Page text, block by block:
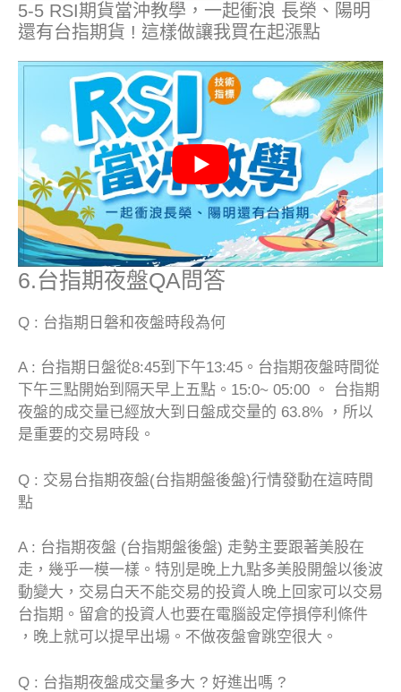
5-5 RSI期貨當沖教學，一起衝浪 長榮、陽明
還有台指期貨 ! 這樣做讓我買在起漲點
6.台指期夜盤QA問答
Q : 台指期日磐和夜盤時段為何
A : 台指期日盤從8:45到下午13:45。台指期夜盤時間從
下午三點開始到隔天早上五點。15:0~ 05:00 。 台指期
夜盤的成交量已經放大到日盤成交量的 63.8% ，所以
是重要的交易時段。
Q : 交易台指期夜盤(台指期盤後盤)行情發動在這時間
點
A : 台指期夜盤 (台指期盤後盤) 走勢主要跟著美股在
走，幾乎一模一樣。特別是晚上九點多美股開盤以後波
動變大，交易白天不能交易的投資人晚上回家可以交易
台指期。留倉的投資人也要在電腦設定停損停利條件
，晚上就可以提早出場。不做夜盤會跳空很大。
Q : 台指期夜盤成交量多大 ? 好進出嗎 ?